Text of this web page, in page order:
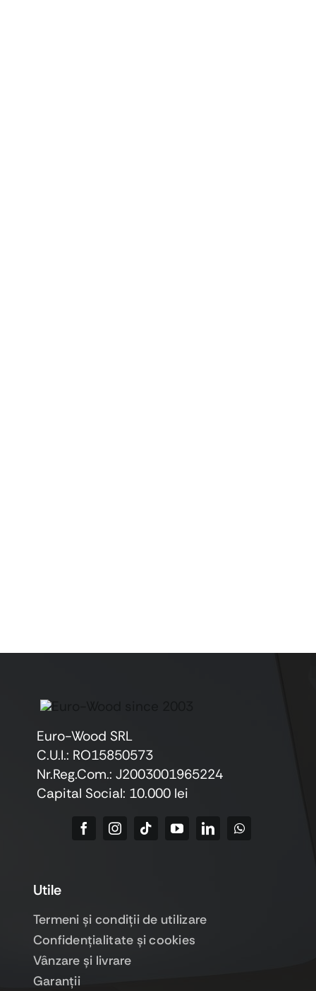
Euro-Wood SRL
C.U.I.: RO15850573
Nr.Reg.Com.: J2003001965224
Capital Social: 10.000 lei
Utile
Termeni şi condiţii de utilizare
Confidenţialitate şi cookies
Vânzare şi livrare
Garanţii